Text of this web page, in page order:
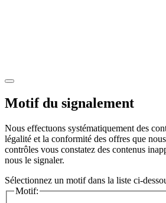
Motif du signalement
Nous effectuons systématiquement des
légalité et la conformité des offres que
contrôles vous constatez des contenus
nous le signaler.
Sélectionnez un motif dans la liste ci-
Motif: